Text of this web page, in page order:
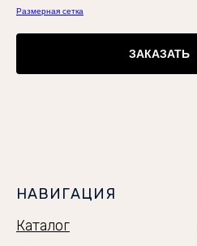
Размерная сетка
ЗАКАЗАТЬ
НАВИГАЦИЯ
Каталог